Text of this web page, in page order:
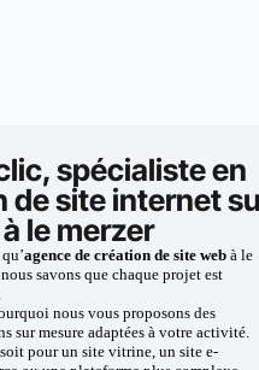
spécialiste en
de site internet
le merzer
agence de création de site webà le
savons que chaque projet est
nous vous proposons des
sur mesure adaptées à votre activité.
pour un site vitrine, un site e-